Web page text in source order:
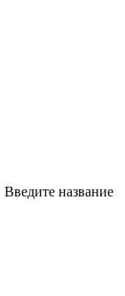
Введите название